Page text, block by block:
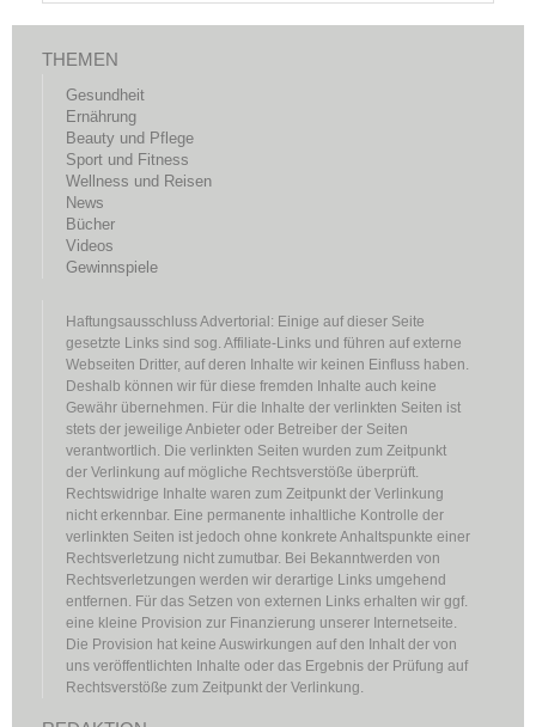
THEMEN
Gesundheit
Ernährung
Beauty und Pflege
Sport und Fitness
Wellness und Reisen
News
Bücher
Videos
Gewinnspiele
Haftungsausschluss Advertorial: Einige auf dieser Seite
gesetzte Links sind sog. Affiliate-Links und führen auf externe
Webseiten Dritter, auf deren Inhalte wir keinen Einfluss haben.
Deshalb können wir für diese fremden Inhalte auch keine
Gewähr übernehmen. Für die Inhalte der verlinkten Seiten ist
stets der jeweilige Anbieter oder Betreiber der Seiten
verantwortlich. Die verlinkten Seiten wurden zum Zeitpunkt
der Verlinkung auf mögliche Rechtsverstöße überprüft.
Rechtswidrige Inhalte waren zum Zeitpunkt der Verlinkung
nicht erkennbar. Eine permanente inhaltliche Kontrolle der
verlinkten Seiten ist jedoch ohne konkrete Anhaltspunkte einer
Rechtsverletzung nicht zumutbar. Bei Bekanntwerden von
Rechtsverletzungen werden wir derartige Links umgehend
entfernen. Für das Setzen von externen Links erhalten wir ggf.
eine kleine Provision zur Finanzierung unserer Internetseite.
Die Provision hat keine Auswirkungen auf den Inhalt der von
uns veröffentlichten Inhalte oder das Ergebnis der Prüfung auf
Rechtsverstöße zum Zeitpunkt der Verlinkung.